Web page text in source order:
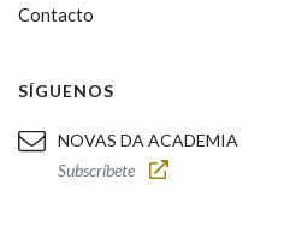
Contacto
SÍGUENOS
NOVAS DA ACADEMIA
Subscríbete